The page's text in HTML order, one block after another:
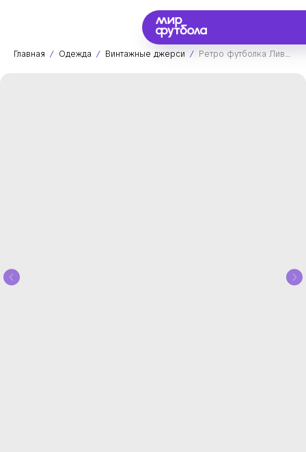
Главная Одежда Винтажные джерси Ретро футболка Ливерпуль 2004/2005